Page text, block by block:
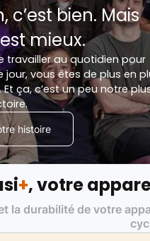
c’est bien. Mais
mieux.
travailler au quotidien pour
vous êtes de plus en
ça, c’est un peu notre
histoire
+, votre
la durabilité de votre